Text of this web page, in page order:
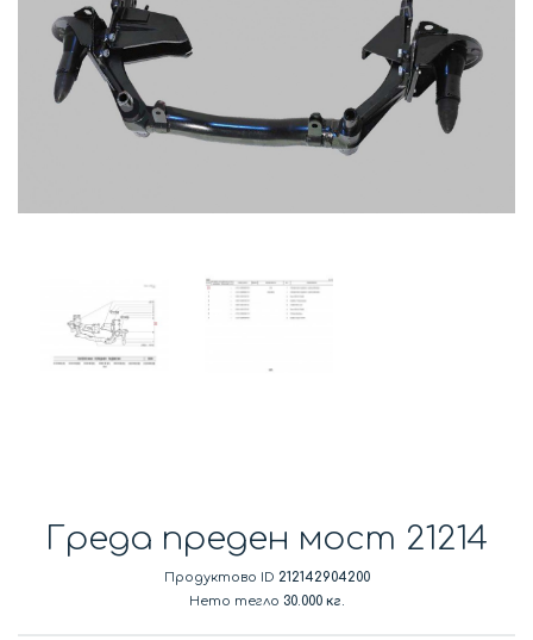
Греда преден мост 21214
Продуктово ID 212142904200
Нето тегло 30.000 кг.